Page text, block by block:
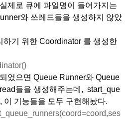
제로 큐에 파일명이 들어가지는
와 쓰레드들을 생성하지 않았
하기 위한 Coordinator 를 생성한
었으면 Queue Runner와 Queue
들을 생성해주는데,  start_que
이 기능들을 모두 구현해놨다.